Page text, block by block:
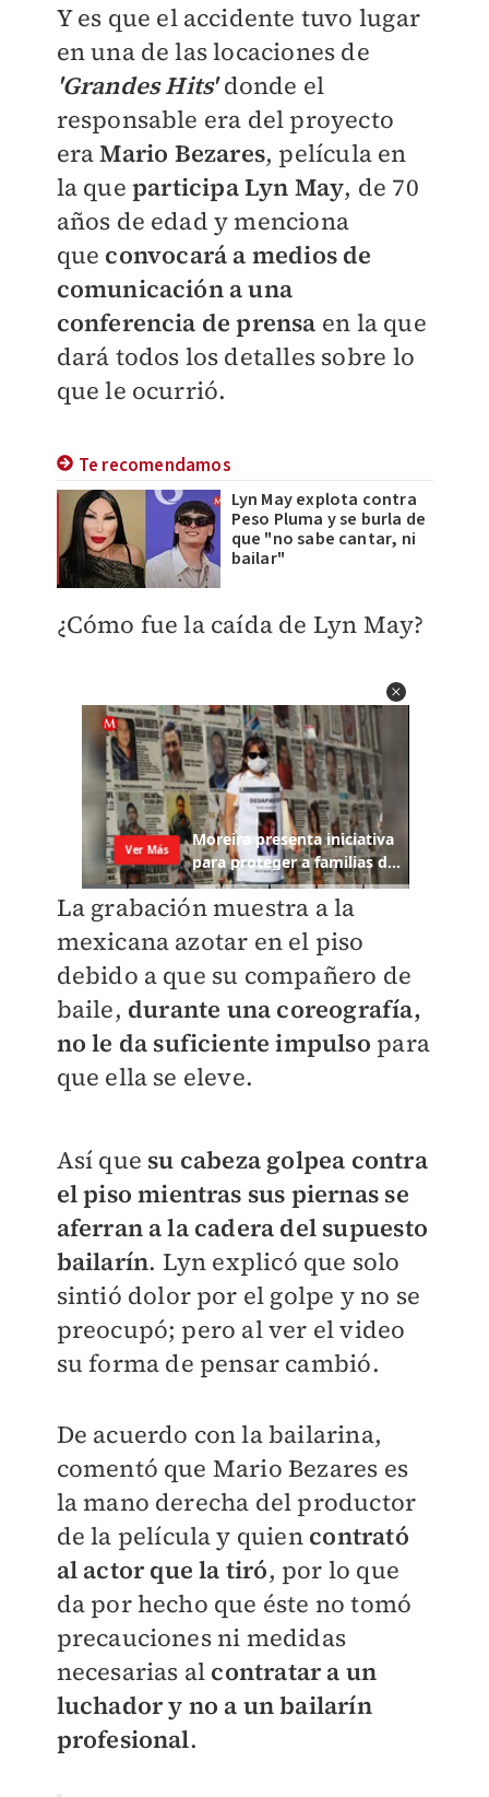
Y es que el accidente tuvo lugar
en una de las locaciones de
'Grandes Hits'donde el
responsable era del proyecto
eraMario Bezares, película en
la que participa Lyn May, de 70
años de edad y menciona
que convocará a medios de
comunicación a una
conferencia de prensa en la que
dará todos los detalles sobre lo
que le ocurrió.
Te recomendamos
Lyn May explota contra
Peso Pluma y se burla de
que "no sabe cantar, ni
bailar"
¿Cómo fue la caída de Lyn May?
La grabación muestra a la
mexicana azotar en el piso
debido a que su compañero de
baile, durante una coreografía,
no le da suficiente impulso para
que ella se eleve.
Así que su cabeza golpea contra
el piso mientras sus piernas se
aferran a la cadera del supuesto
bailarín. Lyn explicó que solo
sintió dolor por el golpe y no se
preocupó; pero al ver el video
su forma de pensar cambió.
De acuerdo con la bailarina,
comentó que Mario Bezares es
la mano derecha del productor
de la película y quien contrató
al actor que la tiró, por lo que
da por hecho que éste no tomó
precauciones ni medidas
necesarias al contratar a un
luchador y no a un bailarín
profesional.